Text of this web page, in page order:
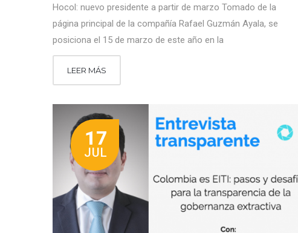
Hocol: nuevo presidente a partir de marzo Tomado de la
página principal de la compañía Rafael Guzmán Ayala, se
posiciona el 15 de marzo de este año en la
LEER MÁS
17
JUL